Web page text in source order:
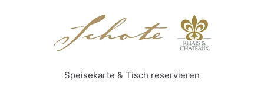
Speisekarte & Tisch reservieren